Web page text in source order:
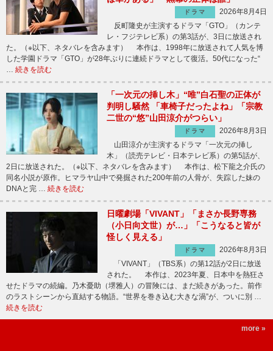
ドラマ
2026年8月4日
反町隆史が主演するドラマ「GTO」（カンテ
レ・フジテレビ系）の第3話が、3日に放送され
た。（※以下、ネタバレを含みます） 本作は、1998年に放送されて人気を博
した学園ドラマ「GTO」が28年ぶりに連続ドラマとして復活。50代になった“
続きを読む
「一次元の挿し木」“唯”白石聖の正体が
判明し騒然 「車椅子だったよね」「宗教
二世の“悠”山田涼介がつらい」
ドラマ
2026年8月3日
山田涼介が主演するドラマ「一次元の挿し
木」（読売テレビ・日本テレビ系）の第5話が、
2日に放送された。（※以下、ネタバレを含みます） 本作は、松下龍之介氏の
同名小説が原作。ヒマラヤ山中で発掘された200年前の人骨が、失踪した妹の
DNAと完 … 続きを読む
日曜劇場「VIVANT」「まさか長野専務
（小日向文世）が…」「こうなると皆が
怪しく見える」
ドラマ
2026年8月3日
「VIVANT」（TBS系）の第12話が2日に放送
された。 本作は、2023年夏、日本中を熱狂さ
せたドラマの続編。乃木憂助（堺雅人）の冒険には、まだ続きがあった。前作
のラストシーンから直結する物語。“世界を巻き込む大きな渦”が、ついに別 …
続きを読む
more »